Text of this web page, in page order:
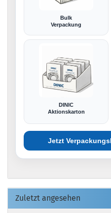
Bulk
Verpackung
DINIC
Aktionskarton
Jetzt
Zuletzt angesehen